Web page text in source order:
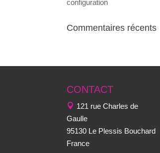
configuration
Commentaires récents
CONTACT
121 rue Charles de
Gaulle
95130 Le Plessis Bouchard
France